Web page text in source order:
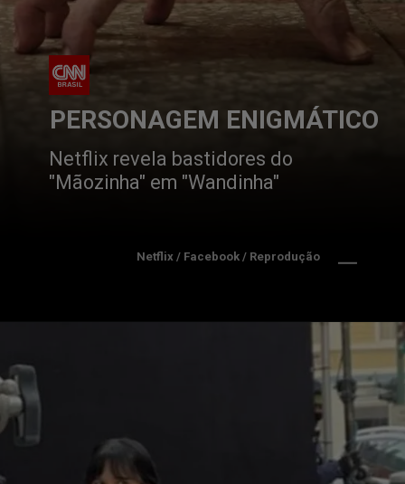
PERSONAGEM ENIGMÁTICO
Netflix revela bastidores do
"Mãozinha" em "Wandinha"
Netflix / Facebook / Reprodução